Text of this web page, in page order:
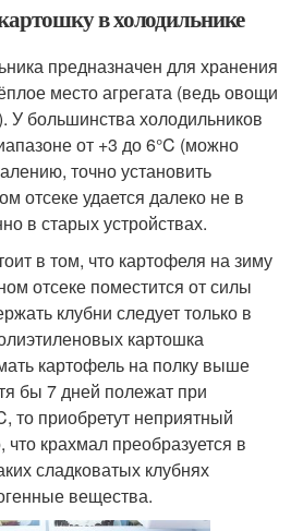
в холодильнике
предназначен для хранения
место агрегата (ведь овощи
У большинства холодильников
от +3 до 6°C (можно
точно установить
отсеке удается далеко не в
в старых устройствах.
в том, что картофеля на зиму
отсеке поместится от силы
клубни следует только в
картошка
картофель на полку выше
бы 7 дней полежат при
то приобретут неприятный
что крахмал преобразуется в
сладковатых клубнях
вещества.